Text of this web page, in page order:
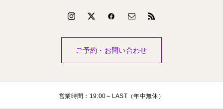
ご予約・お問い合わせ
営業時間：19:00～LAST（年中無休）